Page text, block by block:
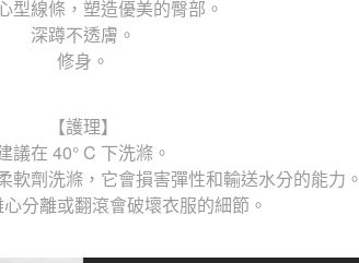
型線條，塑造優美的臀部。
深蹲不透膚。
修身。
【護理】
議在 40° C 下洗滌。
軟劑洗滌，它會損害彈性和輸送水分的能力。
分離或翻滾會破壞衣服的細節。